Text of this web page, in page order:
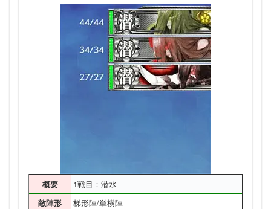
概要 1戦目：潜水
敵陣形 梯形陣/単横陣